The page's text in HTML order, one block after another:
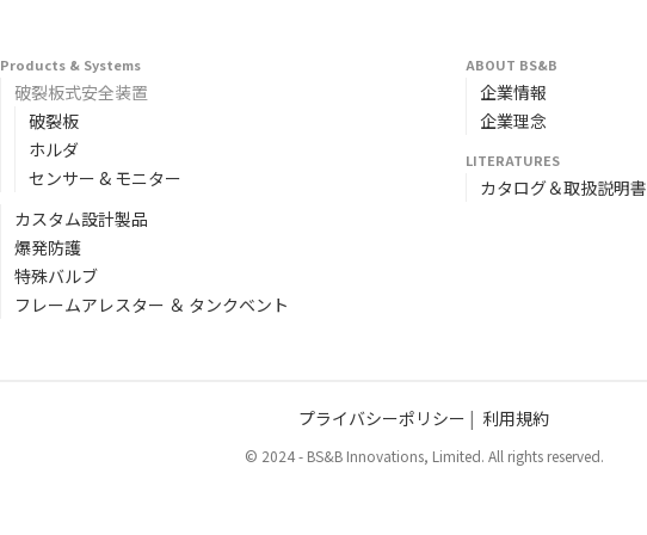
Products & Systems
破裂板式安全装置
破裂板
ホルダ
センサー & モニター
カスタム設計製品
爆発防護
特殊バルブ
フレームアレスター ＆ タンクベント
ABOUT BS&B
企業情報
企業理念
LITERATURES
カタログ＆取扱説明書
プライバシーポリシー | 利用規約
© 2024 - BS&B Innovations, Limited. All rights reserved.